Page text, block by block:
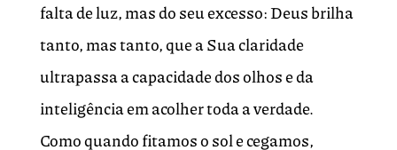
falta de luz, mas do seu excesso: Deus brilha
tanto, mas tanto, que a Sua claridade
ultrapassa a capacidade dos olhos e da
inteligência em acolher toda a verdade.
Como quando fitamos o sol e cegamos,